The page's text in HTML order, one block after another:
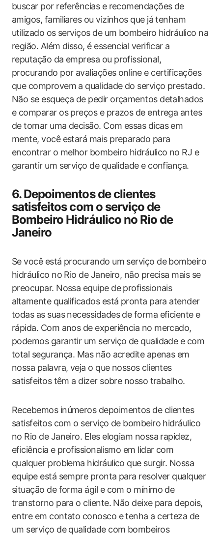
buscar por referências e recomendações de
amigos, familiares ou vizinhos que já tenham
utilizado os serviços de um bombeiro hidráulico na
região. Além disso, é essencial verificar a
reputação da empresa ou profissional,
procurando por avaliações online e certificações
que comprovem a qualidade do serviço prestado.
Não se esqueça de pedir orçamentos detalhados
e comparar os preços e prazos de entrega antes
de tomar uma decisão. Com essas dicas em
mente, você estará mais preparado para
encontrar o melhor bombeiro hidráulico no RJ e
garantir um serviço de qualidade e confiança.
6. Depoimentos de clientes
satisfeitos com o serviço de
Bombeiro Hidráulico no Rio de
Janeiro
Se você está procurando um serviço de bombeiro
hidráulico no Rio de Janeiro, não precisa mais se
preocupar. Nossa equipe de profissionais
altamente qualificados está pronta para atender
todas as suas necessidades de forma eficiente e
rápida. Com anos de experiência no mercado,
podemos garantir um serviço de qualidade e com
total segurança. Mas não acredite apenas em
nossa palavra, veja o que nossos clientes
satisfeitos têm a dizer sobre nosso trabalho.
Recebemos inúmeros depoimentos de clientes
satisfeitos com o serviço de bombeiro hidráulico
no Rio de Janeiro. Eles elogiam nossa rapidez,
eficiência e profissionalismo em lidar com
qualquer problema hidráulico que surgir. Nossa
equipe está sempre pronta para resolver qualquer
situação de forma ágil e com o mínimo de
transtorno para o cliente. Não deixe para depois,
entre em contato conosco e tenha a certeza de
um serviço de qualidade com bombeiros